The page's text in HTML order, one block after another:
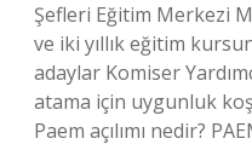
Şefleri Eğitim Merkezi
ve iki yıllık eğitim
adaylar Komiser
atama için uygunluk
Paem açılımı nedir?